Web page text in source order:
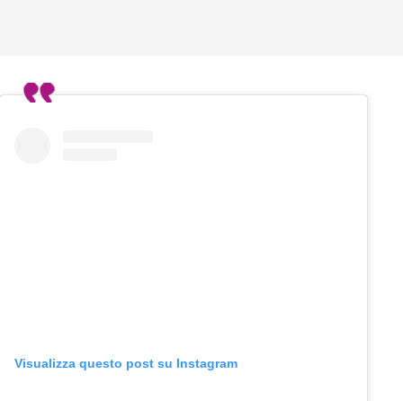
Visualizza questo post su Instagram